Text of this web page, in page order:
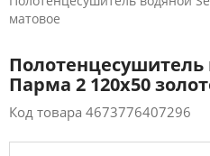
матовое
Полотенцесушитель
Парма 2 120x50
Код товара 4673776407296